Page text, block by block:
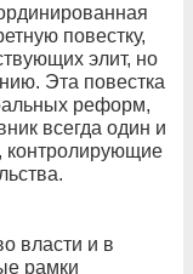
повестку,
элит, но
Эта повестка
реформ,
всегда один и
контролирующие
власти и в
рамки